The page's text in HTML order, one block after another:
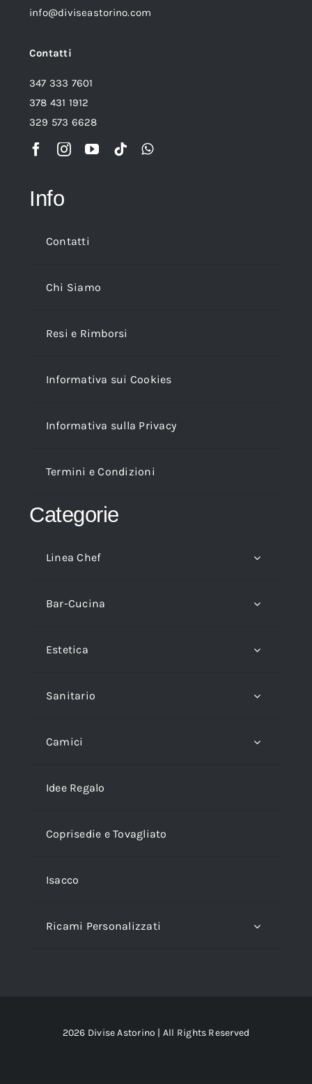
info@diviseastorino.com
Contatti
347 333 7601
378 431 1912
329 573 6628
Info
Contatti
Chi Siamo
Resi e Rimborsi
Informativa sui Cookies
Informativa sulla Privacy
Termini e Condizioni
Categorie
Linea Chef
Bar-Cucina
Estetica
Sanitario
Camici
Idee Regalo
Coprisedie e Tovagliato
Isacco
Ricami Personalizzati
2026 Divise Astorino | All Rights Reserved